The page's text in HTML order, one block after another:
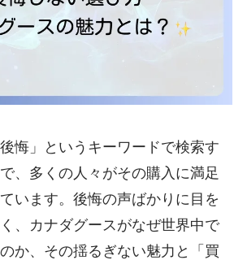
後悔」というキーワードで検索す
、多くの人々がその購入に満足
います。後悔の声ばかりに目を
、カナダグースがなぜ世界中で
か、その揺るぎない魅力と「買